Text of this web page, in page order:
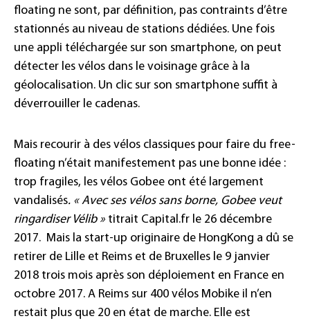
floating ne sont, par définition, pas contraints d’être
stationnés au niveau de stations dédiées. Une fois
une appli téléchargée sur son smartphone, on peut
détecter les vélos dans le voisinage grâce à la
géolocalisation. Un clic sur son smartphone suffit à
déverrouiller le cadenas.
Mais recourir à des vélos classiques pour faire du free-
floating n’était manifestement pas une bonne idée :
trop fragiles, les vélos Gobee ont été largement
vandalisés. «Avec ses vélos sans borne, Gobee veut
ringardiser Vélib » titrait Capital.fr le 26 décembre
2017. Mais la start-up originaire de HongKong a dû se
retirer de Lille et Reims et de Bruxelles le 9 janvier
2018 trois mois après son déploiement en France en
octobre 2017. A Reims sur 400 vélos Mobike il n’en
restait plus que 20 en état de marche. Elle est